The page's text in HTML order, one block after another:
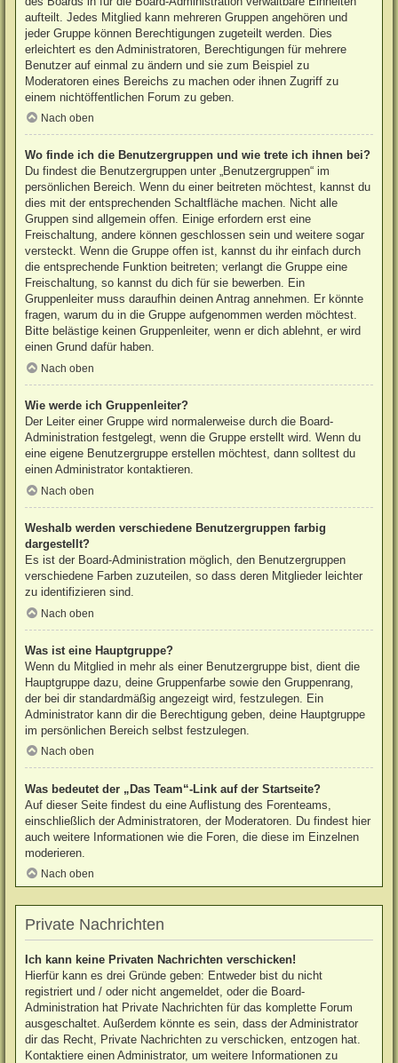
aufteilt. Jedes Mitglied kann mehreren Gruppen angehören und
jeder Gruppe können Berechtigungen zugeteilt werden. Dies
erleichtert es den Administratoren, Berechtigungen für mehrere
Benutzer auf einmal zu ändern und sie zum Beispiel zu
Moderatoren eines Bereichs zu machen oder ihnen Zugriff zu
einem nichtöffentlichen Forum zu geben.
Nach oben
Wo finde ich die Benutzergruppen und wie trete ich ihnen bei?
Du findest die Benutzergruppen unter „Benutzergruppen“ im
persönlichen Bereich. Wenn du einer beitreten möchtest, kannst du
dies mit der entsprechenden Schaltfläche machen. Nicht alle
Gruppen sind allgemein offen. Einige erfordern erst eine
Freischaltung, andere können geschlossen sein und weitere sogar
versteckt. Wenn die Gruppe offen ist, kannst du ihr einfach durch
die entsprechende Funktion beitreten; verlangt die Gruppe eine
Freischaltung, so kannst du dich für sie bewerben. Ein
Gruppenleiter muss daraufhin deinen Antrag annehmen. Er könnte
fragen, warum du in die Gruppe aufgenommen werden möchtest.
Bitte belästige keinen Gruppenleiter, wenn er dich ablehnt, er wird
einen Grund dafür haben.
Nach oben
Wie werde ich Gruppenleiter?
Der Leiter einer Gruppe wird normalerweise durch die Board-
Administration festgelegt, wenn die Gruppe erstellt wird. Wenn du
eine eigene Benutzergruppe erstellen möchtest, dann solltest du
einen Administrator kontaktieren.
Nach oben
Weshalb werden verschiedene Benutzergruppen farbig
dargestellt?
Es ist der Board-Administration möglich, den Benutzergruppen
verschiedene Farben zuzuteilen, so dass deren Mitglieder leichter
zu identifizieren sind.
Nach oben
Was ist eine Hauptgruppe?
Wenn du Mitglied in mehr als einer Benutzergruppe bist, dient die
Hauptgruppe dazu, deine Gruppenfarbe sowie den Gruppenrang,
der bei dir standardmäßig angezeigt wird, festzulegen. Ein
Administrator kann dir die Berechtigung geben, deine Hauptgruppe
im persönlichen Bereich selbst festzulegen.
Nach oben
Was bedeutet der „Das Team“-Link auf der Startseite?
Auf dieser Seite findest du eine Auflistung des Forenteams,
einschließlich der Administratoren, der Moderatoren. Du findest hier
auch weitere Informationen wie die Foren, die diese im Einzelnen
moderieren.
Nach oben
Private Nachrichten
Ich kann keine Privaten Nachrichten verschicken!
Hierfür kann es drei Gründe geben: Entweder bist du nicht
registriert und / oder nicht angemeldet, oder die Board-
Administration hat Private Nachrichten für das komplette Forum
ausgeschaltet. Außerdem könnte es sein, dass der Administrator
dir das Recht, Private Nachrichten zu verschicken, entzogen hat.
Kontaktiere einen Administrator, um weitere Informationen zu